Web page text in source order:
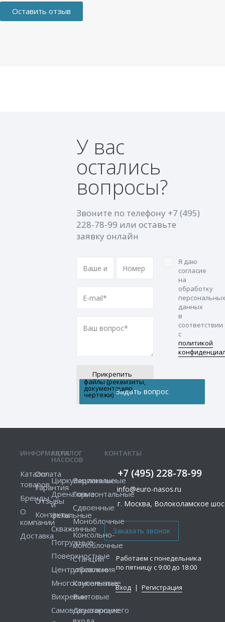
Оставить отзыв
У вас
остались
вопросы?
Звоните по телефону +7 (495)
228-78-99 или оставьте
заявку онлайн
Прикрепить
файлы (реквизиты,
документацию,
чертежи)
Я даю
согласие
на
обработку
персональных
данных
в
соответствии
с
политикой
КОНТАКТЫ
+7 (495) 228-78-99
info@euro-nasos.ru
г. Москва, Волоколамское
Работаем с понедельника
по пятницу с 9:00 до 18:00
Вход | Регистрация
ИНФОРМАЦИЯ
Каталог
товаров
Бренды
О
компании
Доставка
Оплата
Гарантия
Отзывы
Контакты
КАТАЛОГ
НАСОСОВ
Циркуляционные
Дренажные
и
фекальные
Скважинные
Погружные
Поверхностные
Центробежные
Многоступенчатые
Вихревые
Самовсасывающие
Вертикальные
Горизонтальные
Сдвоенные
Моноблочные
Консольно-
моноблочные
Станции
управления
Консольные
Винтовые
Двустороннего